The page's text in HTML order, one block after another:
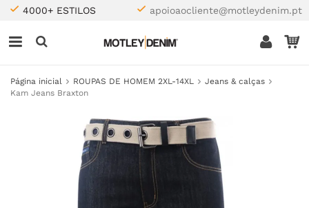
4000+ ESTILOS apoioaocliente@motleydenim.pt
Página inicial ROUPAS DE HOMEM 2XL-14XL
Jeans & calças
Kam Jeans Braxton